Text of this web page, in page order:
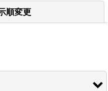
順変更